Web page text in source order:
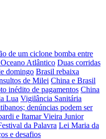
de um ciclone bomba entre
Atlântico Duas corridas
domingo Brasil rebaixa
de Milei China e Brasil
inédito de pagamentos China
Lua Vigilância Sanitária
denúncias podem ser
e Itamar Vieira Junior
da Palavra Lei Maria da
e desafios